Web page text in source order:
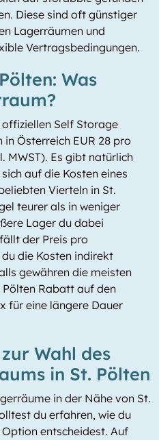
Diese sind oft günstiger
Lagerräumen und
Vertragsbedingungen.
Was
Self Storage
in Österreich EUR 28 pro
MWST). Es gibt natürlich
auf die Kosten eines
Vierteln in St.
teurer als in weniger
Lager du dabei
der Preis pro
die Kosten indirekt
gewähren die meisten
Rabatt auf den
für eine längere Dauer
Wahl des
in St. Pölten
in der Nähe von St.
du erfahren, wie du
entscheidest. Auf